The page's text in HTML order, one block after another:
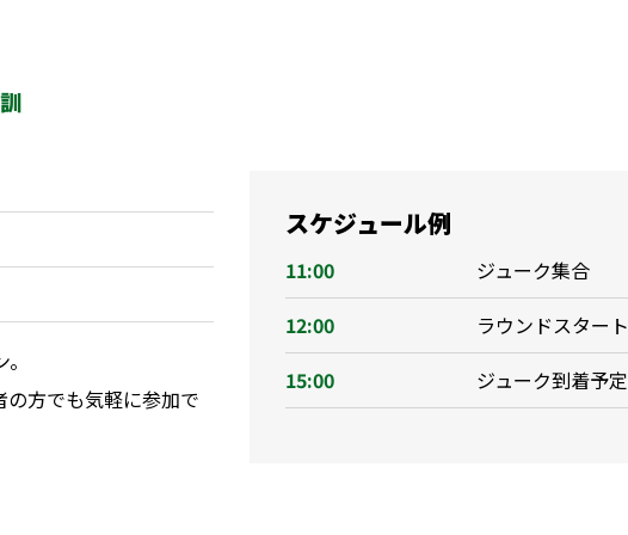
方でも気軽に参加で
スケジュール例
11:00
ジューク集合
12:00
ラウンドスタート
15:00
ジューク到着予定